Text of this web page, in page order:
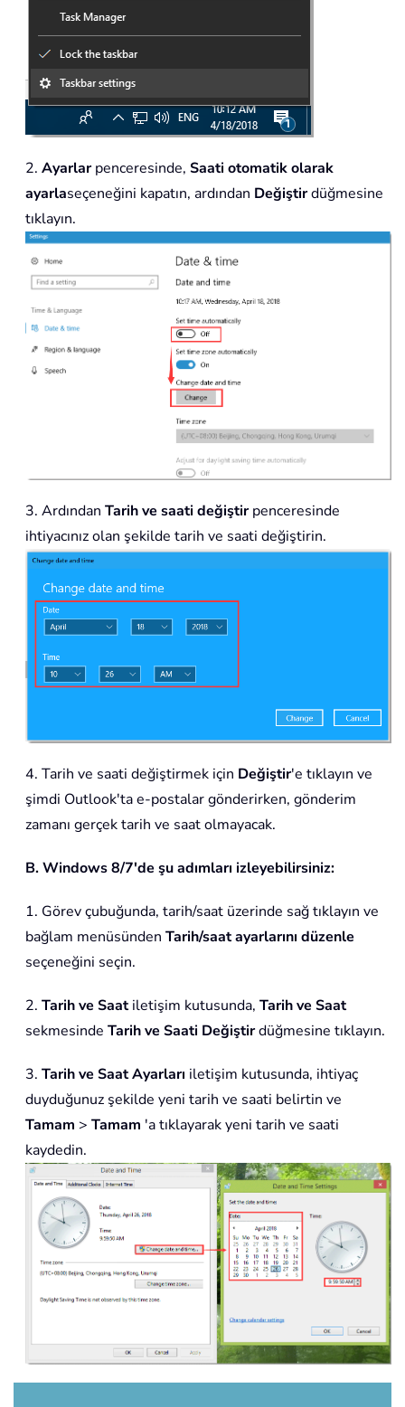
2. Ayarlarpenceresinde, Saati otomatik olarak
ayarlaseçeneğini kapatın, ardından Değiştirdüğmesine
tıklayın.
3. Ardından Tarih ve saati değiştirpenceresinde
ihtiyacınız olan şekilde tarih ve saati değiştirin.
4. Tarih ve saati değiştirmek için Değiştir'e tıklayın ve
şimdi Outlook'ta e-postalar gönderirken, gönderim
zamanı gerçek tarih ve saat olmayacak.
B. Windows 8/7'de şu adımları izleyebilirsiniz:
1. Görev çubuğunda, tarih/saat üzerinde sağ tıklayın ve
bağlam menüsünden Tarih/saat ayarlarını düzenle
seçeneğini seçin.
2. Tarih ve Saatiletişim kutusunda, Tarih ve Saat
sekmesinde Tarih ve Saati Değiştirdüğmesine tıklayın.
3. Tarih ve Saat Ayarları iletişim kutusunda, ihtiyaç
duyduğunuz şekilde yeni tarih ve saati belirtin ve
Tamam > Tamam 'a tıklayarak yeni tarih ve saati
kaydedin.